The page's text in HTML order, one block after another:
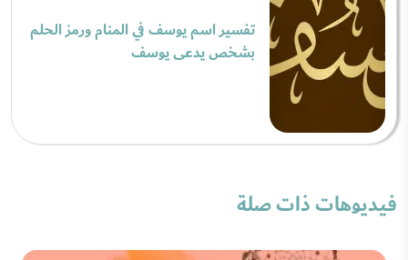
تفسير اسم يوسف في المنام ورمز الحلم
بشخص يدعى يوسف
فيديوهات ذات صلة